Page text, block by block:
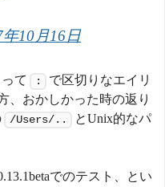
年10月16日
て :
で区切りなエイリ
、おかしかった時の返り
/Users/..
とUnix的なパ
でのテスト、とい